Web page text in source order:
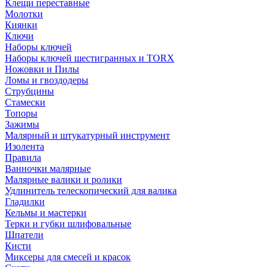
Клещи переставные
Молотки
Киянки
Ключи
Наборы ключей
Наборы ключей шестигранных и TORX
Ножовки и Пилы
Ломы и гвоздодеры
Струбцины
Стамески
Топоры
Зажимы
Малярный и штукатурный инструмент
Изолента
Правила
Ванночки малярные
Малярные валики и ролики
Удлинитель телескопический для валика
Гладилки
Кельмы и мастерки
Терки и губки шлифовальные
Шпатели
Кисти
Миксеры для смесей и красок